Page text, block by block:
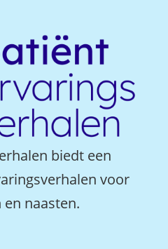
biedt een
voor
naasten.